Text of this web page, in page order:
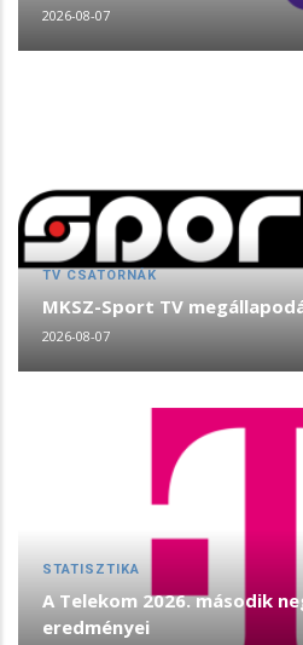
2026-08-07
TV CSATORNÁK
MKSZ-Sport TV
2026-08-07
STATISZTIKA
A Telekom 2026. második
eredményei